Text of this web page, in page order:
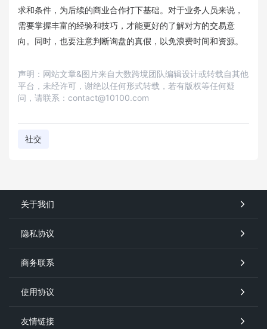
求和条件，为后续的商业合作打下基础。对于业务人员来说，
需要掌握丰富的经验和技巧，才能更好的了解对方的交易意
向。同时，也要注意判断询盘的真假，以免浪费时间和资源。
声明：网站文章&图片来自大数跨境团队编辑设计或转载自其他
平台，未经许可，谢绝以任何形式转载，若有版权等任何疑
问，请联系：contact@10100.com
社交
关于我们
隐私协议
商务联系
使用协议
友情链接